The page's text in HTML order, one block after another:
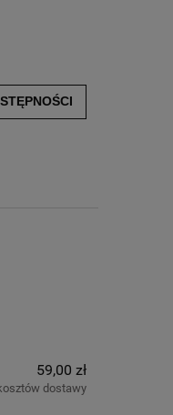
59,00 zł
dostawy